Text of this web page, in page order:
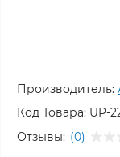
Производитель:
Код Товара: UP-
Отзывы: (0)